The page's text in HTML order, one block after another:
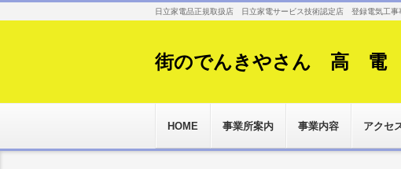
日立家電品正規取扱店 日立家電サービス技術認定店 登録電気工
街のでんきやさん 高 電
HOME 事業所案内 事業内容 アクセ